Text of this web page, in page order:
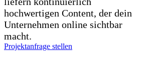
hochwertigen Content, der dein
Unternehmen online sichtbar
macht.
Projektanfrage stellen